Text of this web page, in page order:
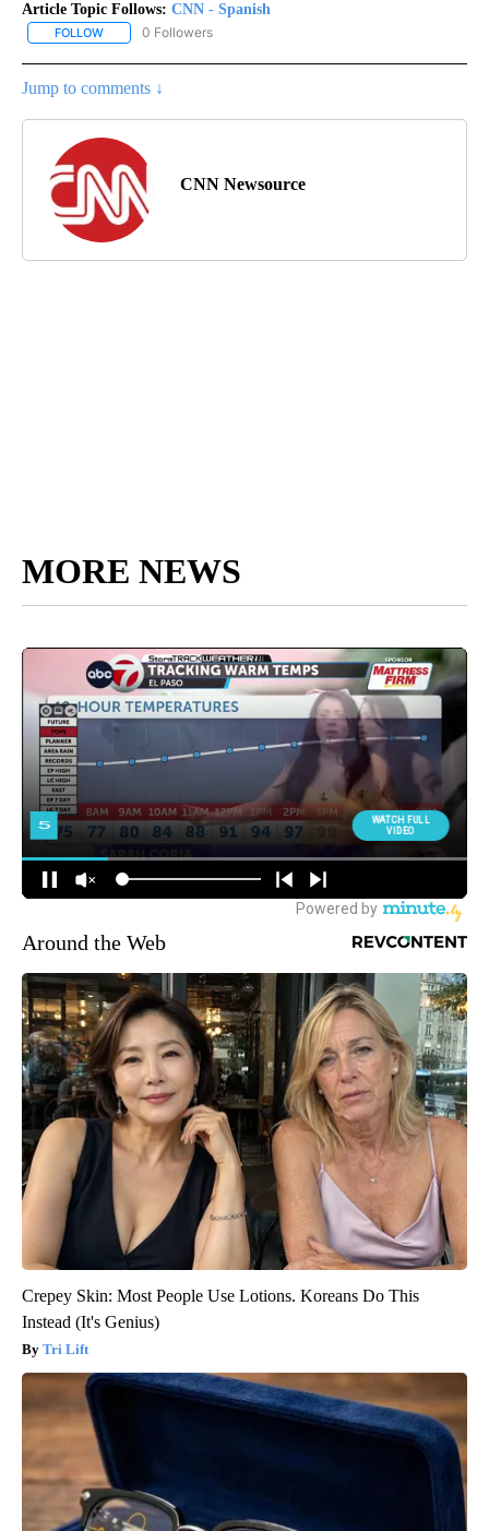
Article Topic Follows: CNN - Spanish
FOLLOW FOLLOW "CNN - SPANISH" TO RECEIVE NOTIFICATIONS ABOUT
0 Followers
Jump to comments ↓
CNN Newsource
MORE NEWS
Around the Web
Crepey Skin: Most People Use Lotions. Koreans Do This
Instead (It's Genius)
Tri Lift